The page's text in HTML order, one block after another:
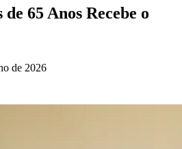
65 Anos Recebe o
de 2026